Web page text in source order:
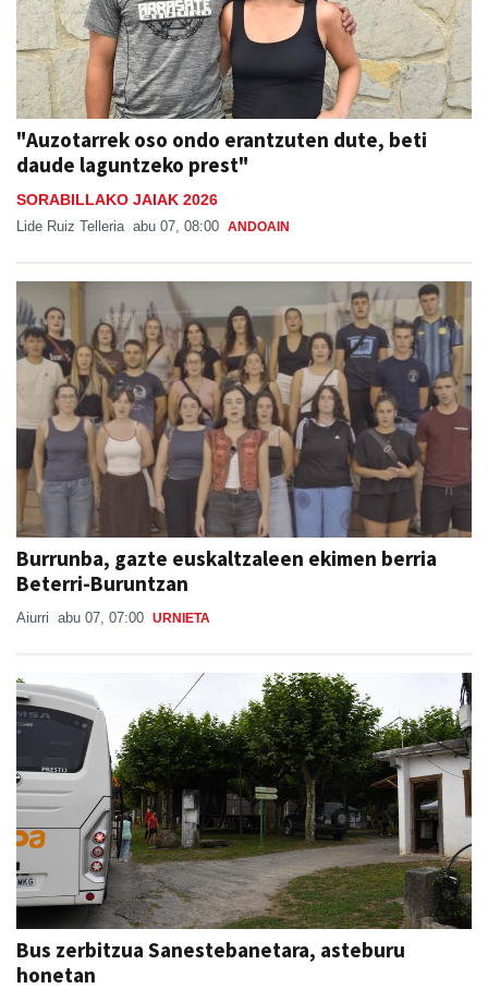
"Auzotarrek oso ondo erantzuten dute, beti
daude laguntzeko prest"
SORABILLAKO JAIAK 2026
Lide Ruiz Telleria abu 07, 08:00 ANDOAIN
Burrunba, gazte euskaltzaleen ekimen berria
Beterri-Buruntzan
Aiurri abu 07, 07:00 URNIETA
Bus zerbitzua Sanestebanetara, asteburu
honetan